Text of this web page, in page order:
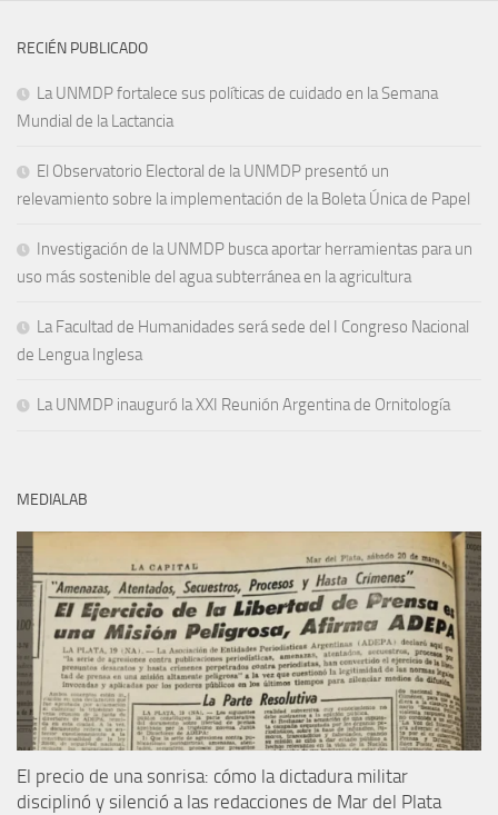
RECIÉN PUBLICADO
La UNMDP fortalece sus políticas de cuidado en la Semana
Mundial de la Lactancia
El Observatorio Electoral de la UNMDP presentó un
relevamiento sobre la implementación de la Boleta Única de Papel
Investigación de la UNMDP busca aportar herramientas para un
uso más sostenible del agua subterránea en la agricultura
La Facultad de Humanidades será sede del I Congreso Nacional
de Lengua Inglesa
La UNMDP inauguró la XXI Reunión Argentina de Ornitología
MEDIALAB
El precio de una sonrisa: cómo la dictadura militar
disciplinó y silenció a las redacciones de Mar del Plata